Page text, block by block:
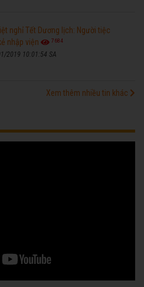
nghỉ Tết Dương lịch: Người tiệc
nhập viện
7684
2019 10:01:54 SA
Xem thêm nhiều tin khác